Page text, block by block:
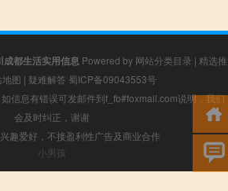
成都生活实用信息 Powered by 网站分类目录 | 精选推
地图 | 疑难解答 蜀ICP备09043553号
信息有错误可发邮件到f_fb#foxmail.com说明，我们
会及时纠正，谢谢
趣爱好，不接盈利性广告及商业合作
小男孩